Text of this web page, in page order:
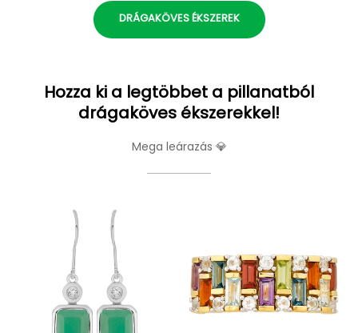
DRÁGAKÖVES ÉKSZEREK
Hozza ki a legtöbbet a pillanatból
drágaköves ékszerekkel!
Mega leárazás 💎